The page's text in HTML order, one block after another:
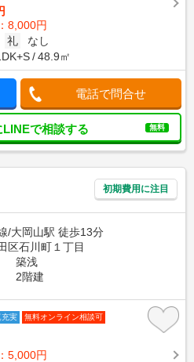
8,000円
礼
なし
48.9㎡
電話で問合せ
LINEで相談する 無料
初期費用に注目
/大岡山駅 徒歩13分
区石川町１丁目
築浅
2階建
充実 無料オンライン相談可
5,000円